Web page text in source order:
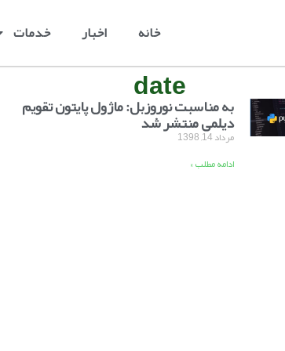
خانه اخبار خدمات
date
به مناسبت نوروزبل: ماژول پایتون تقویم
دیلمی منتشر شد
مرداد 14, 1398
ادامه مطلب »